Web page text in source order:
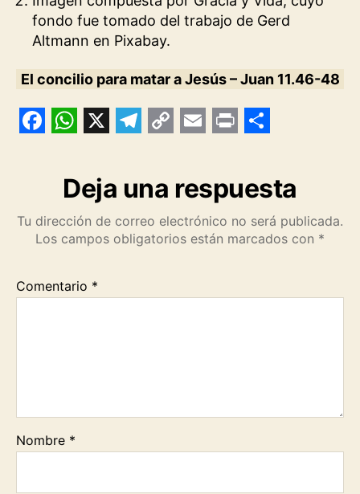
fondo fue tomado del trabajo de Gerd
Altmann en Pixabay.
El concilio para matar a Jesús – Juan 11.46-48
e
o
o
h
a
t
s
A
p
l
e
g
a
p
y
L
n
a
i
l
i
n
t
a
r
e
Deja una respuesta
Tu dirección de correo electrónico no será publicada.
Los campos obligatorios están marcados con *
Comentario *
Nombre *